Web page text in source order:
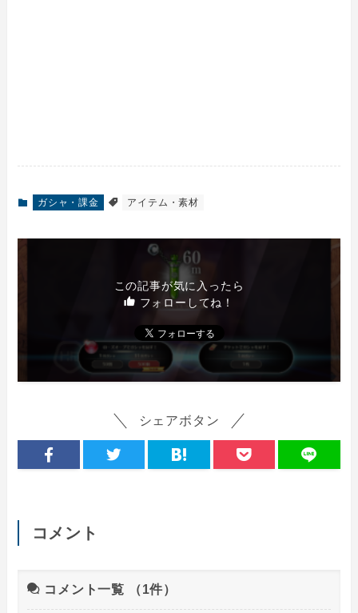
ガシャ・課金 アイテム・素材
この記事が気に入ったら
フォローしてね！
シェアボタン
コメント
コメント一覧 （1件）